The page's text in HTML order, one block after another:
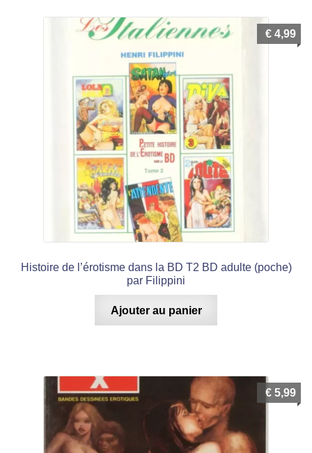
Histoire de l’érotisme dans la BD T2 BD adulte (poche)
par Filippini
€ 4,99
Ajouter au panier
€ 5,99